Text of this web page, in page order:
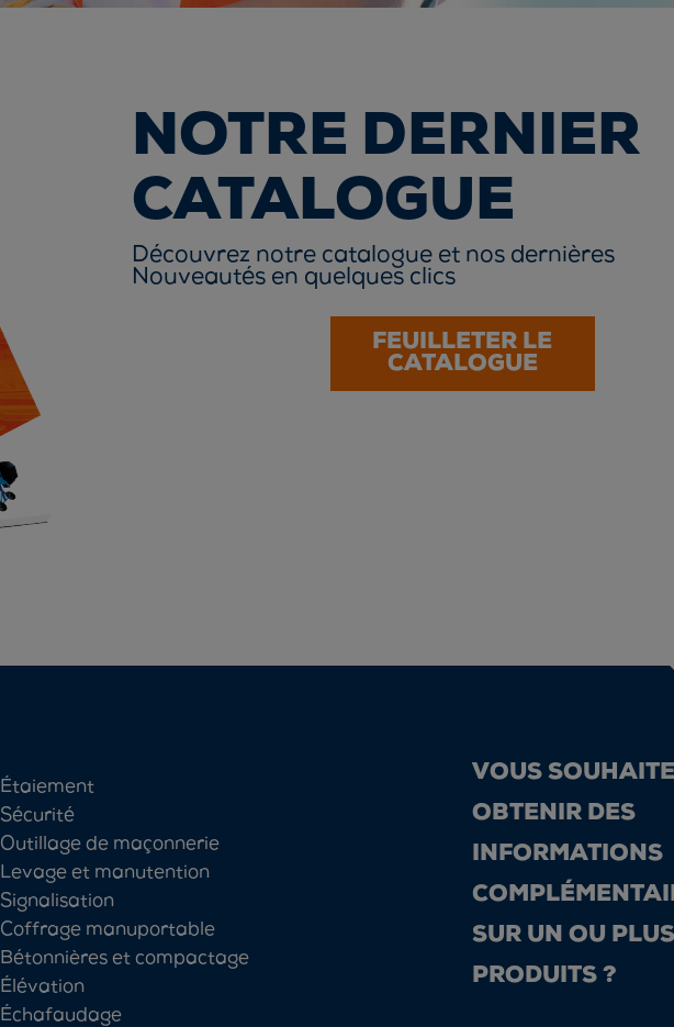
NOTRE DERNIER
CATALOGUE
Découvrez notre catalogue et nos dernières
Nouveautés en quelques clics
FEUILLETER LE
CATALOGUE
Étaiement
Sécurité
Outillage de maçonnerie
Levage et manutention
Signalisation
Coffrage manuportable
Bétonnières et compactage
Élévation
Échafaudage
VOUS
OBTENIR DES
INFORMATIONS
SUR UN OU
PRODUITS ?